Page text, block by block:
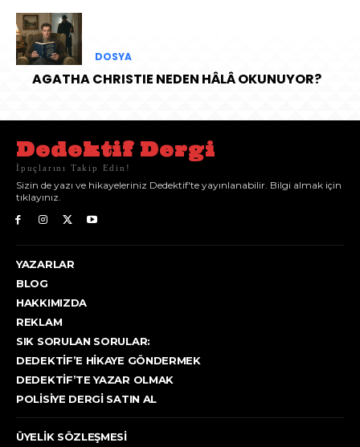
DOSYA
AGATHA CHRISTIE NEDEN HÂLÂ OKUNUYOR?
Dedektif Dergi
İpuçlarını Takip Edin!
Sizin de yazı ve hikayeleriniz Dedektif'te yayınlanabilir. Bilgi almak için
tıklayınız.
YAZARLAR
BLOG
HAKKIMIZDA
REKLAM
SIK SORULAN SORULAR:
DEDEKTIF’E HIKAYE GÖNDERMEK
DEDEKTIF’TE YAZAR OLMAK
POLISIYE DERGI SATIN AL
ÜYELIK SÖZLEŞMESI